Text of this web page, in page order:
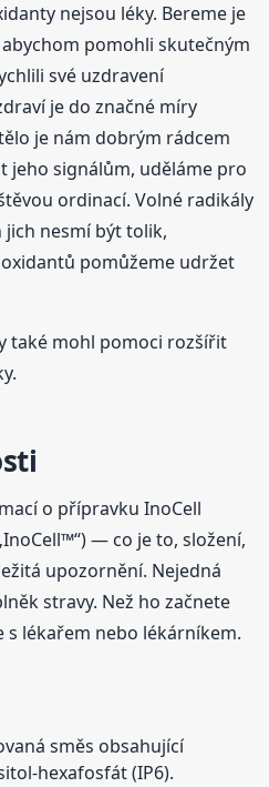
nejsou léky. Bereme je
pomohli skutečným
své uzdravení
je do značné míry
je nám dobrým rádcem
jeho signálům, uděláme pro
ordinací. Volné radikály
nesmí být tolik,
pomůžeme udržet
také mohl pomoci rozšířit
o přípravku InoCell
— co je to, složení,
upozornění. Nejedná
stravy. Než ho začnete
lékařem nebo lékárníkem.
směs obsahující
hexafosfát (IP6).